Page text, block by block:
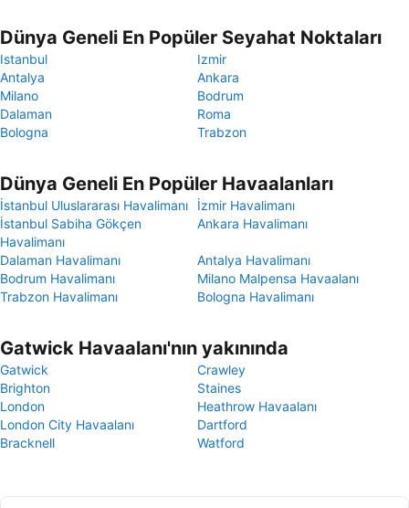
Dünya Geneli En Popüler Seyahat Noktaları
Istanbul
Izmir
Antalya
Ankara
Milano
Bodrum
Dalaman
Roma
Bologna
Trabzon
Dünya Geneli En Popüler Havaalanları
İstanbul Uluslararası Havalimanı
İzmir Havalimanı
İstanbul Sabiha Gökçen
Havalimanı
Ankara Havalimanı
Dalaman Havalimanı
Antalya Havalimanı
Bodrum Havalimanı
Milano Malpensa Havaalanı
Trabzon Havalimanı
Bologna Havalimanı
Gatwick Havaalanı'nın yakınında
Gatwick
Crawley
Brighton
Staines
London
Heathrow Havaalanı
London City Havaalanı
Dartford
Bracknell
Watford